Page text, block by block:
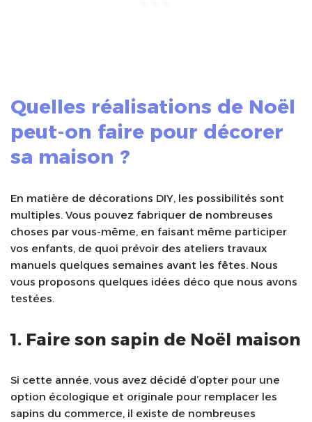
Quelles réalisations de Noël
peut-on faire pour décorer
sa maison ?
En matière de décorations DIY, les possibilités sont
multiples. Vous pouvez fabriquer de nombreuses
choses par vous-même, en faisant même participer
vos enfants, de quoi prévoir des ateliers travaux
manuels quelques semaines avant les fêtes. Nous
vous proposons quelques idées déco que nous avons
testées.
1. Faire son sapin de Noël maison
Si cette année, vous avez décidé d’opter pour une
option écologique et originale pour remplacer les
sapins du commerce, il existe de nombreuses